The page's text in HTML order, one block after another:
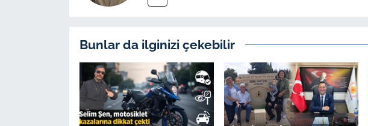
Bunlar da ilginizi çekebilir